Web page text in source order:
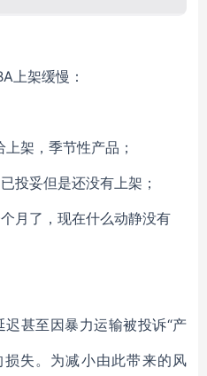
上架缓慢：
架，季节性产品；
妥但是还没有上架；
月了，现在什么动静没有
甚至因暴力运输被投诉“产
失。为减小由此带来的风